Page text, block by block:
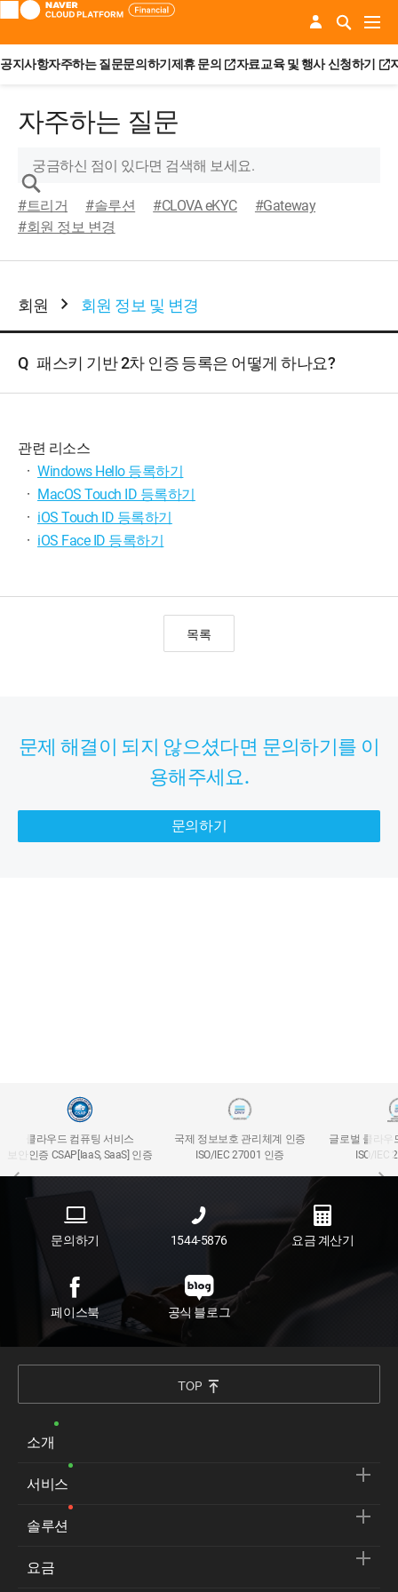
공지사항자주하는 질문문의하기 제휴 문의 자료교육 및 행사 신청하기
자주하는 질문
#트리거 #솔루션 #CLOVA eKYC
#Gateway
#회원 정보 변경
회원 회원 정보 및 변경
Q 패스키 기반 2차 인증 등록은 어떻게 하나요?
관련 리소스
· Windows Hello 등록하기
· MacOS Touch ID 등록하기
· iOS Touch ID 등록하기
· iOS Face ID 등록하기
목록
문제 해결이 되지 않으셨다면 문의하기를 이
용해주세요.
문의하기
클라우드 컴퓨팅 서비스
보안인증 CSAP[IaaS, SaaS] 인증
국제 정보보호 관리체계 인증
ISO/IEC 27001 인증
글로벌 클라우
ISO/IEC
문의하기 1544-5876 요금 계산기
페이스북 공식 블로그
TOP
소개
서비스
솔루션
요금